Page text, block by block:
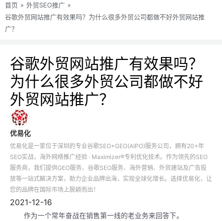
首页 » 外贸SEO推广 »
谷歌外贸网站推广有效果吗？为什么很多外贸公司都做不好外贸网站推
广？
谷歌外贸网站推广有效果吗？
为什么很多外贸公司都做不好
外贸网站推广？
优易化
优易化是一家位于深圳的专业谷歌SEO+GEO(AIPO)服务公司，拥有20+年
SEO实战，海外网络推广经验 · Maximizer®专利优化技术。作为领先的SEO
服务商，我们提供GEO服务、谷歌SEO服务、海外营销、外贸建站及广告投
放等一站式解决方案，助力企业品牌出海，实现全球化增长。选择优易化，让
您的品牌在国际市场上脱颖而出！
2021-12-16
作为一个常年奋战在销售第一线的老业务来回答下。